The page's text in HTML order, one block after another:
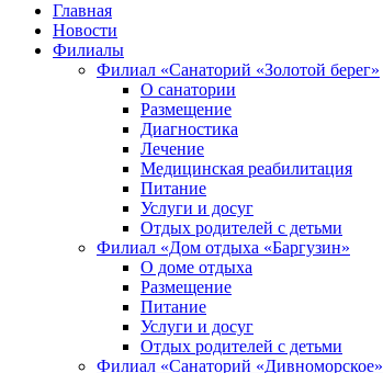
Главная
Новости
Филиалы
Филиал «Санаторий «Золотой берег»
О санатории
Размещение
Диагностика
Лечение
Медицинская реабилитация
Питание
Услуги и досуг
Отдых родителей с детьми
Филиал «Дом отдыха «Баргузин»
О доме отдыха
Размещение
Питание
Услуги и досуг
Отдых родителей с детьми
Филиал «Санаторий «Дивноморское»